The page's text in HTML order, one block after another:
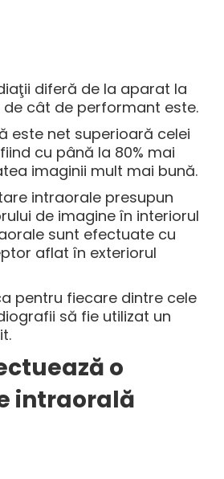
diferă de la aparat la
cât de performant este.
este net superioară celei
cu până la 80% mai
imaginii mult mai bună.
intraorale presupun
de imagine în interiorul
sunt efectuate cu
aflat în exteriorul
pentru fiecare dintre cele
să fie utilizat un
o
intraorală